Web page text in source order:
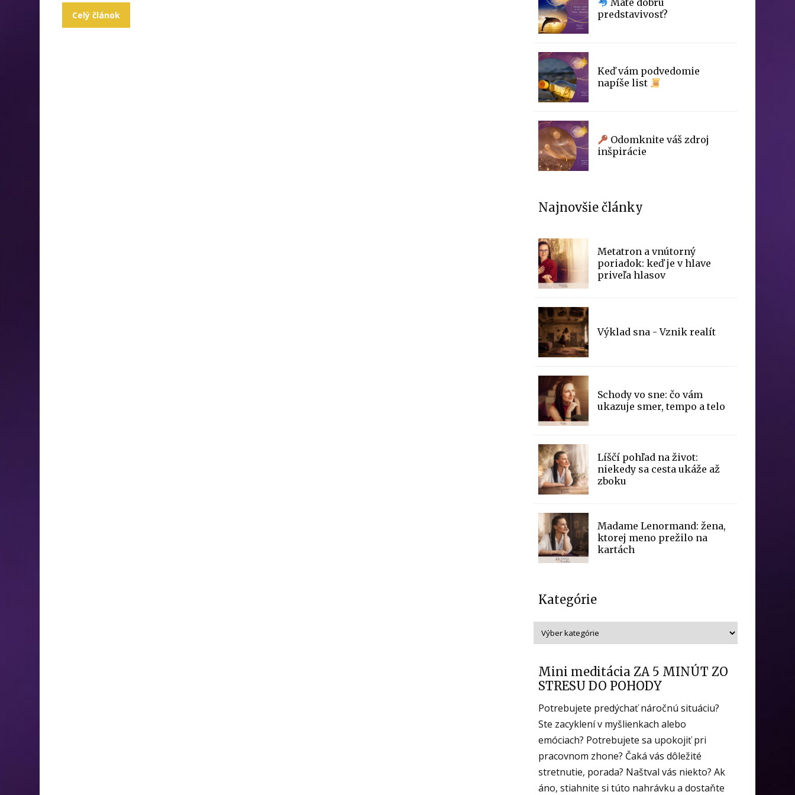
Celý článok
Máte dobrú
predstavivosť?
Keď vám podvedomie
napíše list
Odomknite váš zdroj
inšpirácie
Najnovšie články
Metatron a vnútorný
poriadok: keď je v hlave
priveľa hlasov
Výklad sna - Vznik realít
Schody vo sne: čo vám
ukazuje smer, tempo a telo
Líščí pohľad na život:
niekedy sa cesta ukáže až
zboku
Madame Lenormand: žena,
ktorej meno prežilo na
kartách
Kategórie
Mini meditácia ZA 5 MINÚT ZO
STRESU DO POHODY
Potrebujete predýchať náročnú situáciu?
Ste zacyklení v myšlienkach alebo
emóciach? Potrebujete sa upokojiť pri
pracovnom zhone? Čaká vás dôležité
stretnutie, porada? Naštval vás niekto? Ak
áno, stiahnite si túto nahrávku a dostaňte